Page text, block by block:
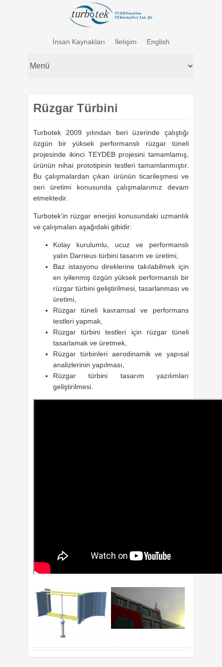
İnsan Kaynakları İletişim English
Rüzgar Türbini
Turbotek 2009 yılından beri üzerinde çalıştığı
özgün bir yüksek performanslı rüzgar tüneli
projesinde ikinci TEYDEB projesini tamamlamış,
ürünün nihai prototipinin testleri tamamlanmıştır.
Bu çalışmalardan çıkan ürünün ticarileşmesi ve
seri üretimi konusunda çalışmalarımız devam
etmektedir.
Turbotek’in rüzgar enerjisi konusundaki uzmanlık
ve çalışmaları aşağıdaki gibidir:
Kolay kurulumlu, ucuz ve performanslı
yalın Darrieus türbini tasarım ve üretimi,
Baz istasyonu direklerine takılabilmek için
en iyilenmiş özgün yüksek performanslı bir
rüzgar türbini geliştirilmesi, tasarlanması ve
üretimi,
Rüzgar tüneli kavramsal ve performans
testleri yapmak,
Rüzgar türbini testleri için rüzgar tüneli
tasarlamak ve üretmek,
Rüzgar türbinleri aerodinamik ve yapısal
analizlerinin yapılması,
Rüzgar türbini tasarım yazılımları
geliştirilmesi.